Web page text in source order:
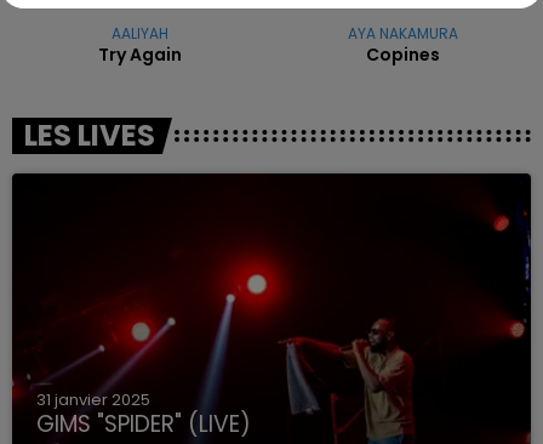
AALIYAH
Try Again
AYA NAKAMURA
Copines
LES LIVES
31 janvier 2025
GIMS "SPIDER" (LIVE)